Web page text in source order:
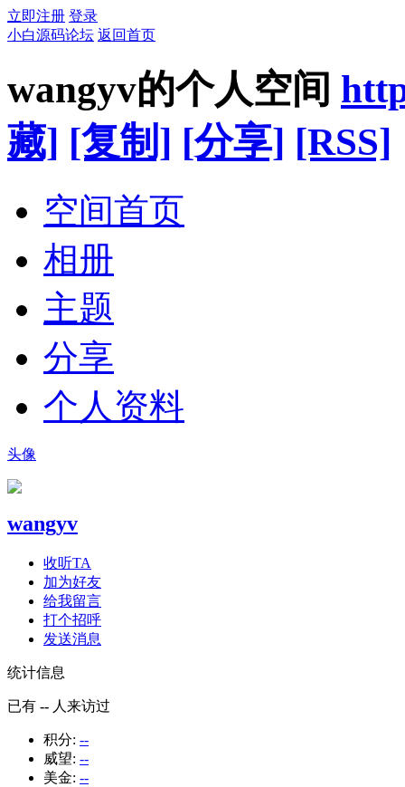
立即注册 登录
小白源码论坛 返回首页
wangyv的个人空间
藏] [复制] [分享] [RSS]
空间首页
相册
主题
分享
个人资料
头像
wangyv
收听TA
加为好友
给我留言
打个招呼
发送消息
统计信息
已有 -- 人来访过
积分: --
威望: --
美金: --